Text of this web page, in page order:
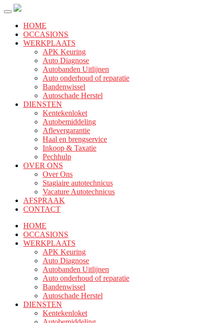
HOME
OCCASIONS
WERKPLAATS
APK Keuring
Auto Diagnose
Autobanden Uitlijnen
Auto onderhoud of reparatie
Bandenwissel
Autoschade Herstel
DIENSTEN
Kentekenloket
Autobemiddeling
Aflevergarantie
Haal en brengservice
Inkoop & Taxatie
Pechhulp
OVER ONS
Over Ons
Stagiaire autotechnicus
Vacature Autotechnicus
AFSPRAAK
CONTACT
HOME
OCCASIONS
WERKPLAATS
APK Keuring
Auto Diagnose
Autobanden Uitlijnen
Auto onderhoud of reparatie
Bandenwissel
Autoschade Herstel
DIENSTEN
Kentekenloket